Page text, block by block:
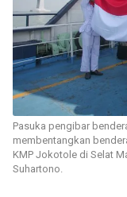
Pasuka pengibar
membentangkan
KMP Jokotole di Selat
Suhartono.